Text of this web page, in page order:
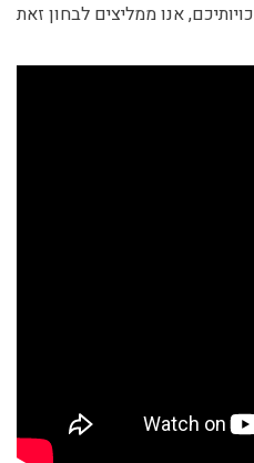
אנו ממליצים לבחון זאת